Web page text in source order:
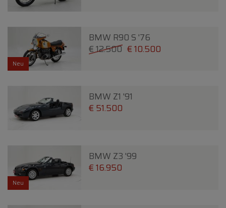
Neu
BMW R90 S '76
€ 12.500 € 10.500
BMW Z1 '91
€ 51.500
Neu
BMW Z3 '99
€ 16.950